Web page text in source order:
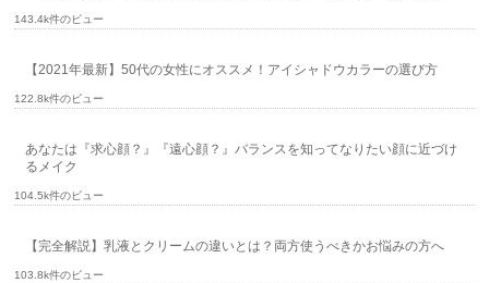
143.4k件のビュー
【2021年最新】50代の女性にオススメ！アイシャドウカラーの選び方
122.8k件のビュー
あなたは『求心顔？』『遠心顔？』バランスを知ってなりたい顔に近づけ
るメイク
104.5k件のビュー
【完全解説】乳液とクリームの違いとは？両方使うべきかお悩みの方へ
103.8k件のビュー